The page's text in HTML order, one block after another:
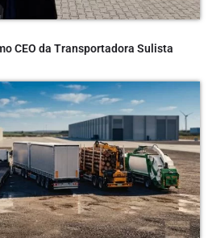
CEO da Transportadora Sulista